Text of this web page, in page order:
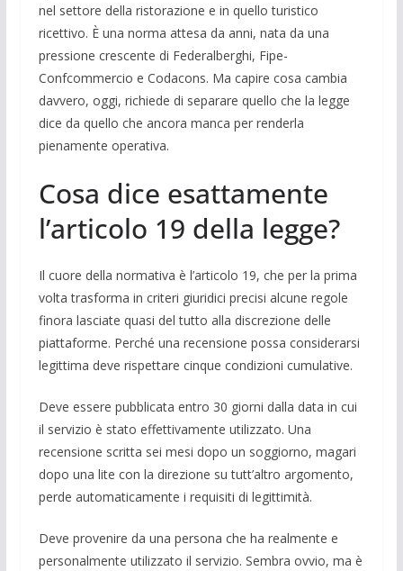
nel settore della ristorazione e in quello turistico
ricettivo. È una norma attesa da anni, nata da una
pressione crescente di Federalberghi, Fipe-
Confcommercio e Codacons. Ma capire cosa cambia
davvero, oggi, richiede di separare quello che la legge
dice da quello che ancora manca per renderla
pienamente operativa.
Cosa dice esattamente
l’articolo 19 della legge?
Il cuore della normativa è l’articolo 19, che per la prima
volta trasforma in criteri giuridici precisi alcune regole
finora lasciate quasi del tutto alla discrezione delle
piattaforme. Perché una recensione possa considerarsi
legittima deve rispettare cinque condizioni cumulative.
Deve essere pubblicata entro 30 giorni dalla data in cui
il servizio è stato effettivamente utilizzato. Una
recensione scritta sei mesi dopo un soggiorno, magari
dopo una lite con la direzione su tutt’altro argomento,
perde automaticamente i requisiti di legittimità.
Deve provenire da una persona che ha realmente e
personalmente utilizzato il servizio. Sembra ovvio, ma è